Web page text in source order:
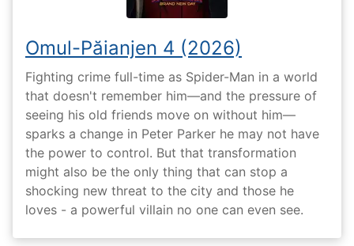
Omul-Păianjen 4 (2026)
Fighting crime full-time as Spider-Man in a world
that doesn't remember him—and the pressure of
seeing his old friends move on without him—
sparks a change in Peter Parker he may not have
the power to control. But that transformation
might also be the only thing that can stop a
shocking new threat to the city and those he
loves - a powerful villain no one can even see.